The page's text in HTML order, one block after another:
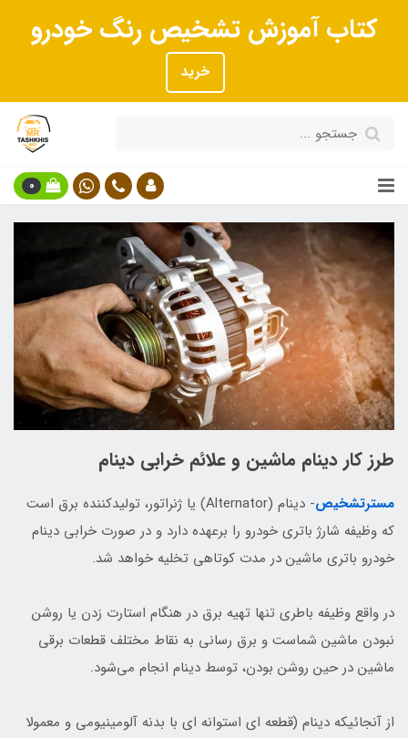
کتاب آموزش تشخیص رنگ خودرو
خرید
0
طرز کار دینام ماشین و علائم خرابی دینام
مسترتشخیص
- دینام (Alternator) یا ژنراتور، تولیدکننده برق است
که وظیفه شارژ باتری خودرو را برعهده دارد و در صورت خرابی دینام
خودرو باتری ماشین در مدت کوتاهی تخلیه خواهد شد.
در واقع وظیفه باطری تنها تهیه برق در هنگام استارت زدن یا روشن
نبودن ماشین شماست و برق رسانی به نقاط مختلف قطعات برقی
ماشین در حین روشن بودن، توسط دینام انجام می‌شود.
از آنجائیکه دینام (قطعه ای استوانه ای با بدنه آلومینیومی و معمولا